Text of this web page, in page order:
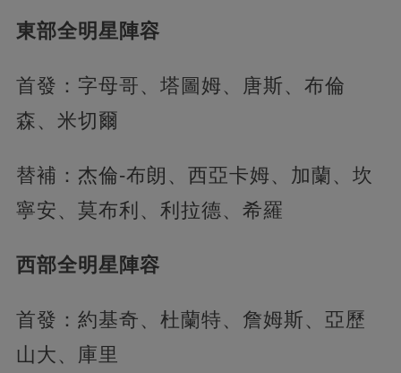
東部全明星陣容
首發：字母哥、塔圖姆、唐斯、布倫
森、米切爾
替補：杰倫-布朗、西亞卡姆、加蘭、坎
寧安、莫布利、利拉德、希羅
西部全明星陣容
首發：約基奇、杜蘭特、詹姆斯、亞歷
山大、庫里